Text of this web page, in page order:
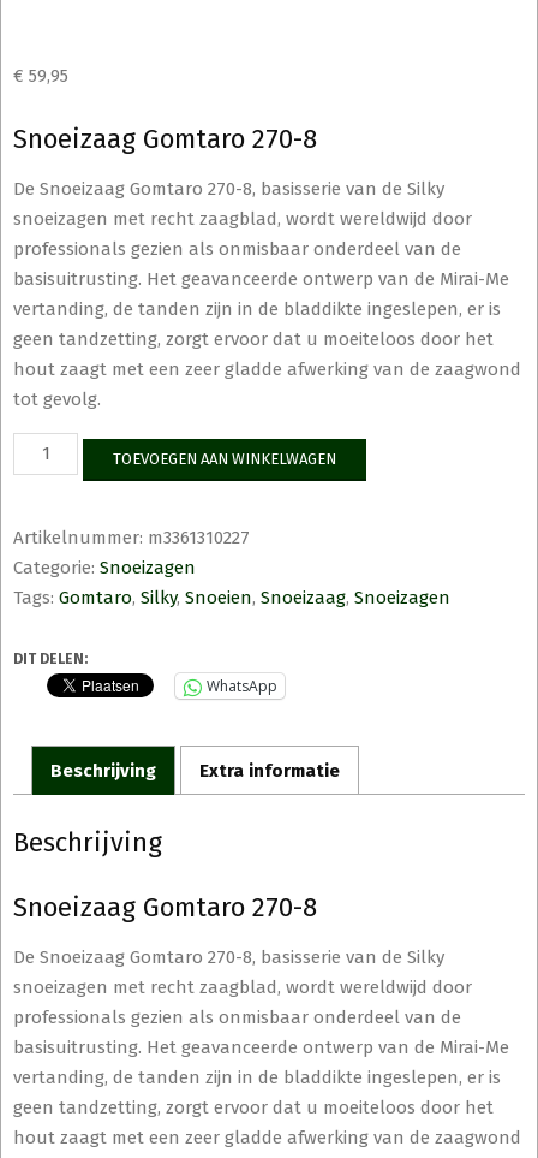
€ 59,95
Snoeizaag Gomtaro 270-8
De Snoeizaag Gomtaro 270-8, basisserie van de Silky
snoeizagen met recht zaagblad, wordt wereldwijd door
professionals gezien als onmisbaar onderdeel van de
basisuitrusting. Het geavanceerde ontwerp van de Mirai-Me
vertanding, de tanden zijn in de bladdikte ingeslepen, er is
geen tandzetting, zorgt ervoor dat u moeiteloos door het
hout zaagt met een zeer gladde afwerking van de zaagwond
tot gevolg.
Snoeizaag
Gomtaro
aantal
TOEVOEGEN AAN WINKELWAGEN
Artikelnummer: m3361310227
Categorie: Snoeizagen
Tags: Gomtaro, Silky, Snoeien, Snoeizaag, Snoeizagen
DIT DELEN:
WhatsApp
Beschrijving Extra informatie
Beschrijving
Snoeizaag Gomtaro 270-8
De Snoeizaag Gomtaro 270-8, basisserie van de Silky
snoeizagen met recht zaagblad, wordt wereldwijd door
professionals gezien als onmisbaar onderdeel van de
basisuitrusting. Het geavanceerde ontwerp van de Mirai-Me
vertanding, de tanden zijn in de bladdikte ingeslepen, er is
geen tandzetting, zorgt ervoor dat u moeiteloos door het
hout zaagt met een zeer gladde afwerking van de zaagwond